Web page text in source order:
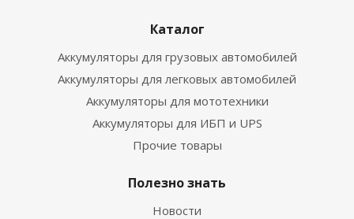
Каталог
Аккумуляторы для грузовых автомобилей
Аккумуляторы для легковых автомобилей
Аккумуляторы для мототехники
Аккумуляторы для ИБП и UPS
Прочие товары
Полезно знать
Новости